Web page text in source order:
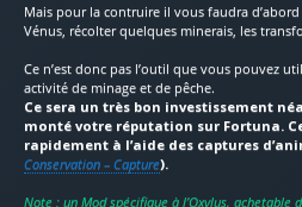
Mais pour la contruire il vous faudra d’abord
Vénus, récolter quelques minerais, les
Ce n’est donc pas l’outil que vous pouvez
activité de minage et de pêche.
Ce sera un très bon investissement
monté votre réputation sur Fortuna.
rapidement à l’aide des captures
Conservation – Capture).
Note : un Mod spécifique à l’Oxylus, achetable